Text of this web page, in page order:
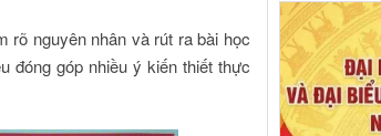
rõ nguyên nhân và rút ra bài học
đóng góp nhiều ý kiến thiết thực